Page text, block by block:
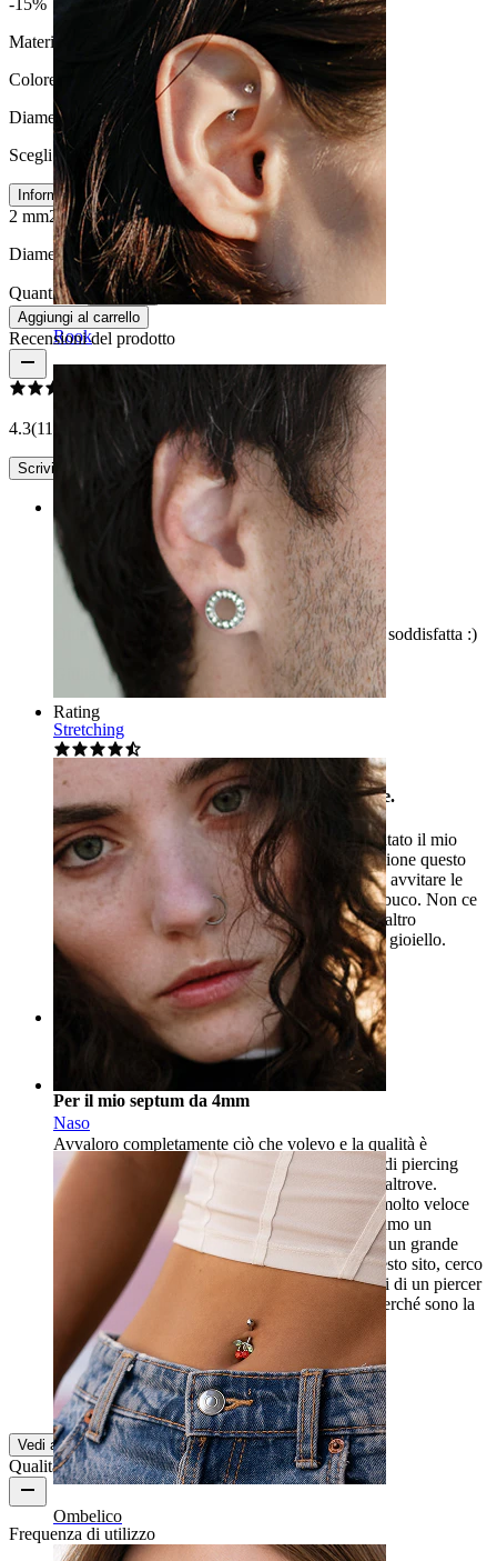
Rook
Stretching
Naso
Ombelico
Materiale:
Acciaio chirurgico
Colore:
Diametro del filo
Scegli Diametro del filo
Informazioni sulla misura
2 mm24 mm3 mm4 mm
Diametro: 13 mm
Quantità: 1
Modifica
Aggiungi al carrello
Recensioni del prodotto
4.3(11 recensioni)
Scrivi una recensione
Ottima qualità
Ottima qualità e spedizione veloce! Sono molto soddisfatta :)
Acquisto verificato
Rating
Un bel gioiello però non l'ho potuto utilizzare.
Devo dire che è un gioiello molto bello. Ho dilatato il mio
naso fino ai 3 mm e volevo inserire nella dilatazione questo
ferro di cavallo. Il problema è che non riesco ad avvitare le
sfere nel cerchio, una volta che lo inserisco nel buco. Non ce
la faccio proprio. Penso quindi di dilatare di un altro
millimetro il naso e magari riuscirò ad inserire il gioiello.
Giuseppe
Acquisto verificato
Rating
Per il mio septum da 4mm
Avvaloro completamente ciò che volevo e la qualità è
buona!!! Penso di effettuare tutti i miei acquisti di piercing
tranne i plug per i miei dilatatori, che comprerò altrove.
Consiglio assolutamente, oltre a una consegna molto veloce
anche senza passare da DHL e il fatto che abbiamo un
numero di tracciamento tramite posta è davvero un grande
punto a favore. Sono felice di aver scoperto questo sito, cerco
gioielli di qualità a un prezzo ragionevole, degni di un piercer
(purtroppo il mio non vende septum da 4 mm perché sono la
sua unica cliente che dilata...) un grande grazie.
Kandyce Acquisto verificato
Tradotto dall'IA Mostra originale
Vedi altro
Qualità del prodotto
Frequenza di utilizzo